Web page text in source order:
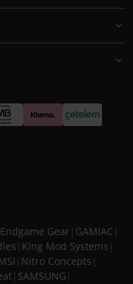
Endgame Gear GAMIAC
King Mod Systems
Nitro Concepts
SAMSUNG